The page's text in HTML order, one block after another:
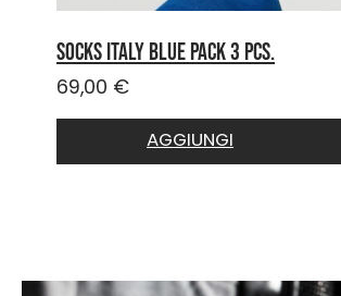
Socks ITALY Blue PACK 3 pcs.
69,00 €
AGGIUNGI